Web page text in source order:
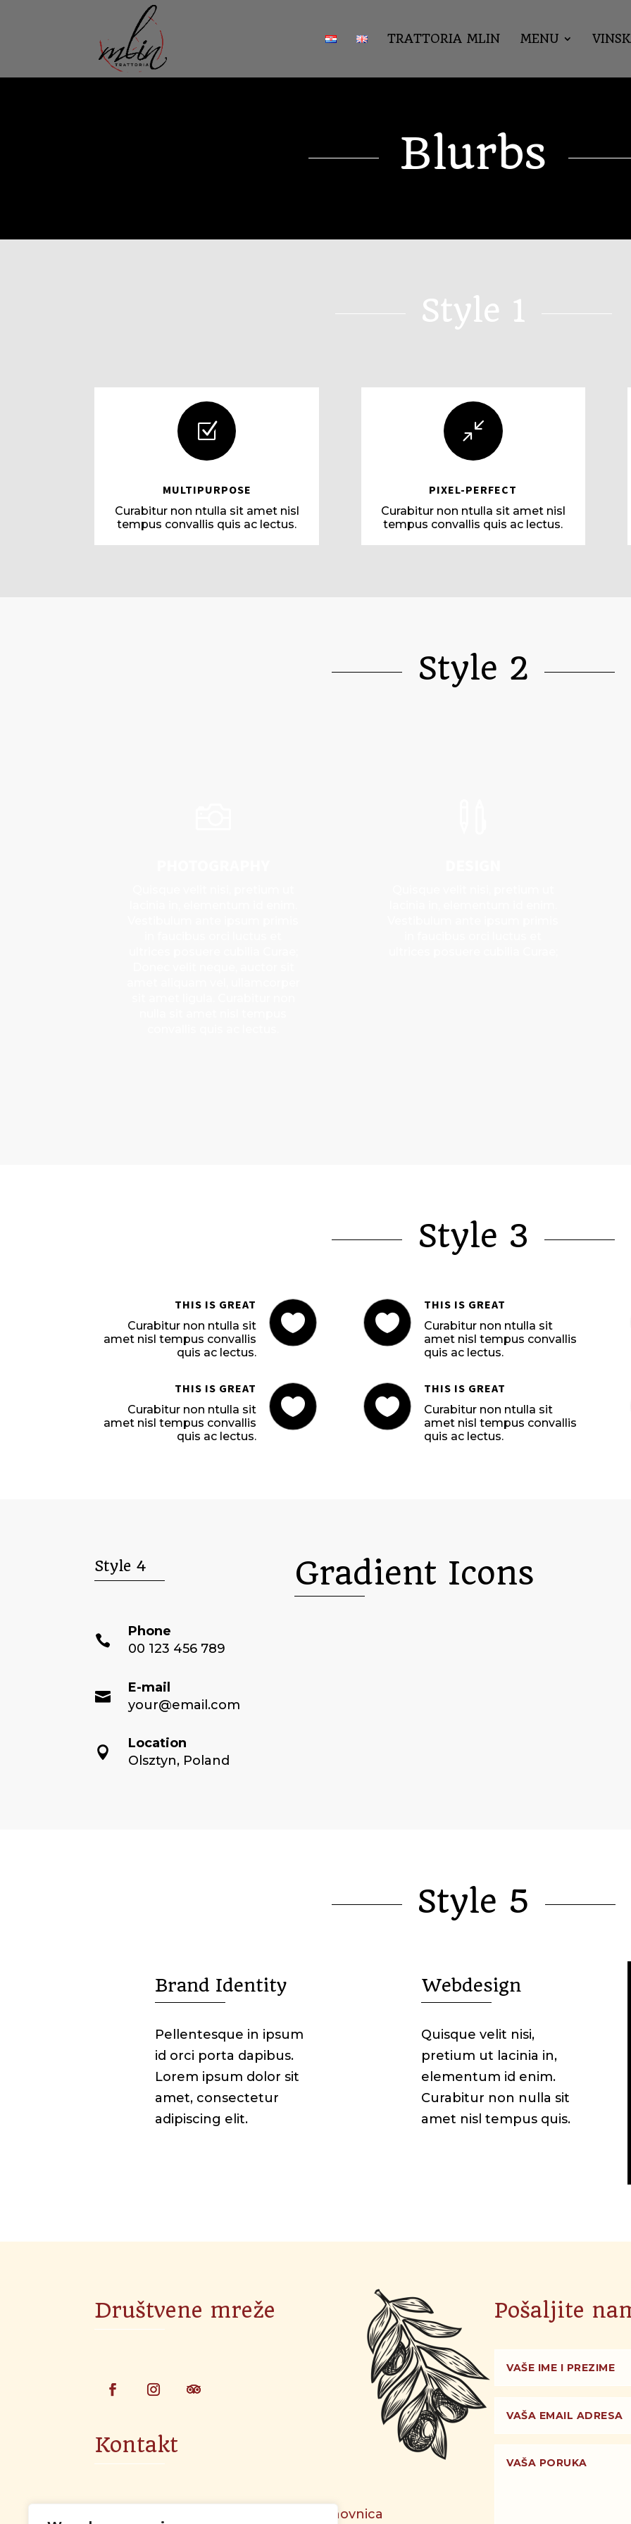
TRATTORIA MLIN MENU
Blurbs
Style 1
Z
MULTIPURPOSE
Curabitur non ntulla sit amet nisl
tempus convallis quis ac lectus.
/
PIXEL-PERFECT
Curabitur non ntulla sit amet nisl
tempus convallis quis ac lectus.
Style 2
Style 3

THIS IS GREAT
Curabitur non ntulla sit
amet nisl tempus convallis
quis ac lectus.

THIS IS GREAT
Curabitur non ntulla sit
amet nisl tempus convallis
quis ac lectus.

THIS IS GREAT
Curabitur non ntulla sit
amet nisl tempus convallis
quis ac lectus.

THIS IS GREAT
Curabitur non ntulla sit
amet nisl tempus convallis
quis ac lectus.
Style 4

Phone
00 123 456 789

E-mail
your@email.com

Location
Olsztyn, Poland
Gradient Icons
Style 5
Brand Identity
Pellentesque in ipsum
id orci porta dapibus.
Lorem ipsum dolor sit
amet, consectetur
adipiscing elit.
Webdesign
Quisque velit nisi,
pretium ut lacinia in,
elementum id enim.
Curabitur non nulla sit
amet nisl tempus quis.
Društvene mreže
Kontakt
Lokacija - Put Sv. Jure, 21251, Žrnovnica
Pošaljite